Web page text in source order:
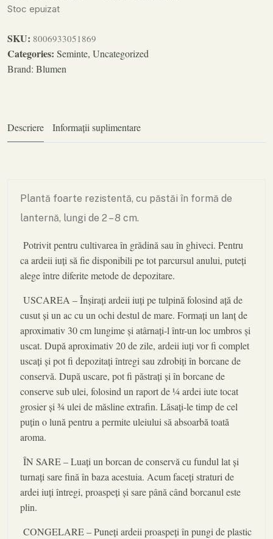
Stoc epuizat
SKU: 8006933051869
Categories: Seminte, Uncategorized
Brand: Blumen
Descriere Informații suplimentare
Plantă foarte rezistentă, cu păstăi în formă de
lanternă, lungi de 2 – 8 cm.
Potrivit pentru cultivarea în grădină sau în ghiveci. Pentru
ca ardeii iuți să fie disponibili pe tot parcursul anului, puteți
alege între diferite metode de depozitare.
USCAREA – Înșirați ardeii iuți pe tulpină folosind ață de
cusut și un ac cu un ochi destul de mare. Formați un lanț de
aproximativ 30 cm lungime și atârnați-l într-un loc umbros și
uscat. După aproximativ 20 de zile, ardeii iuți vor fi complet
uscați și pot fi depozitați întregi sau zdrobiți în borcane de
conservă. După uscare, pot fi păstrați și în borcane de
conserve sub ulei, folosind un raport de ¼ ardei iute tocat
grosier și ¾ ulei de măsline extrafin. Lăsați-le timp de cel
puțin o lună pentru a permite uleiului să absoarbă toată
aroma.
ÎN SARE – Luați un borcan de conservă cu fundul lat și
turnați sare fină în baza acestuia. Acum faceți straturi de
ardei iuți întregi, proaspeți și sare până când borcanul este
plin.
CONGELARE – Puneți ardeii proaspeți în pungi de plastic